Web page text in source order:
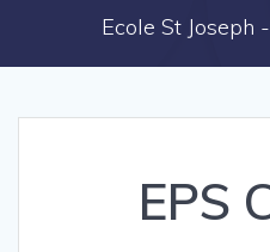
Ecole St Joseph
EPS